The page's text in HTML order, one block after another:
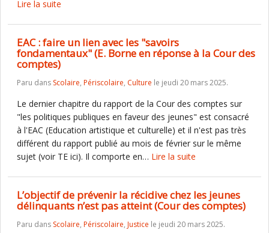
Lire la suite
EAC : faire un lien avec les "savoirs
fondamentaux" (E. Borne en réponse à la Cour des
comptes)
Paru dans Scolaire, Périscolaire, Culture le jeudi 20 mars 2025.
Le dernier chapitre du rapport de la Cour des comptes sur
"les politiques publiques en faveur des jeunes" est consacré
à l'EAC (Education artistique et culturelle) et il n'est pas très
différent du rapport publié au mois de février sur le même
sujet (voir TE ici). Il comporte en… Lire la suite
L’objectif de prévenir la récidive chez les jeunes
délinquants n’est pas atteint (Cour des comptes)
Paru dans Scolaire, Périscolaire, Justice le jeudi 20 mars 2025.